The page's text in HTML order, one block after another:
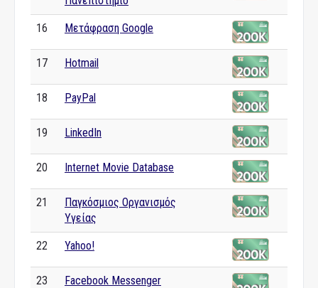
16 Μετάφραση Google
17 Hotmail
18 PayPal
19 LinkedIn
20 Internet Movie Database
21
Παγκόσμιος Οργανισμός
Υγείας
22 Yahoo!
23 Facebook Messenger